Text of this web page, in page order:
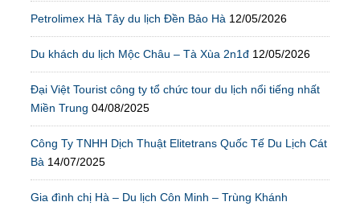
Petrolimex Hà Tây du lịch Đền Bảo Hà 12/05/2026
Du khách du lịch Mộc Châu – Tà Xùa 2n1đ 12/05/2026
Đại Việt Tourist công ty tổ chức tour du lịch nổi tiếng nhất
Miền Trung 04/08/2025
Công Ty TNHH Dịch Thuật Elitetrans Quốc Tế Du Lịch Cát
Bà 14/07/2025
Gia đình chị Hà – Du lịch Côn Minh – Trùng Khánh